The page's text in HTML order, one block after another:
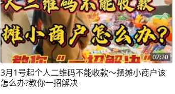
02:20
3月1号起个人二维码不能收款～摆摊小商户该
怎么办?教你一招解决